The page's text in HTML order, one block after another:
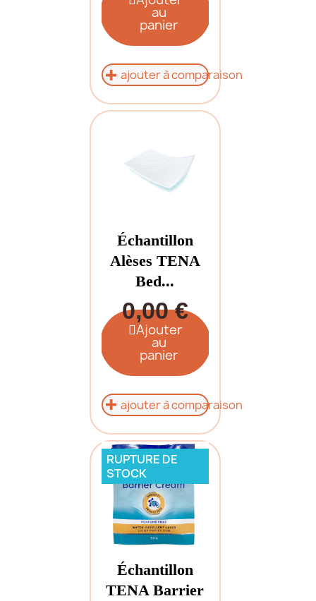
au
panier
ajouter à comparaison
Échantillon
Alèses TENA
Bed...
0,00 €
Ajouter
au
panier
ajouter à comparaison
Échantillon
TENA Barrier
RUPTURE DE
STOCK